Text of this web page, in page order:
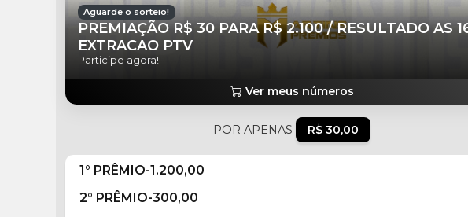
Aguarde o sorteio!
PREMIAÇÃO R$ 30 PARA R$ 2.100 / RESULTADO AS
EXTRACAO PTV
Participe agora!
Ver meus números
POR APENAS R$ 30,00
1° PRÊMIO-1.200,00
2° PRÊMIO-300,00